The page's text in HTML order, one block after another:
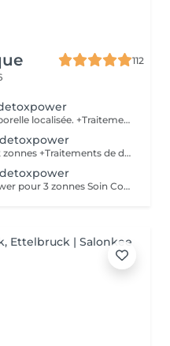
112
Soin Complet pour une zone corporelle localisée. +Traitements de drainage des liquides emprisonnés et amélioration de la circulation, +Détruit les cellules graisseuses et/ou la cellulite. +Traitements pour brûler et éliminer les toxines et les graisses, désintoxication. +Réduit le poids et les mensurations. + Raffermissement de la peau et des muscles de la zone traitée. COMPREND 1 ZONE CORPORELLE 5 techniques personalisee
Soin Minceur Drenopower pour 2 zonnes +Traitements de drainage des liquides emprisonnés et amélioration de la circulation, +Détruit les cellules graisseuses et/ou la cellulite. +Traitements pour brûler et éliminer les toxines et les graisses, désintoxication. +Réduit le poids, les mensuration et modelage du corps + Raffermissement de la peau et des muscles de la zone traitée. COMPREND 2 ZONE CORPORELLE 5 techniques indication 1 x par semana
Pack 4 + 1 Soin Minceur Drenopower pour 3 zonnes Soin Complet pour une zone corporelle localisée. +Traitements de drainage des liquides emprisonnés et amélioration de la circulation, +Détruit les cellules graisseuses et/ou la cellulite. +Traitements pour brûler et éliminer les toxines et les graisses, désintoxication. +Réduit le poids, les mensuration et modelage du corps + Raffermissement de la peau et des muscles de la zone traitée. COMPREND 3 ZONE CORPORELLE 5 techniques indication 1 x par semana